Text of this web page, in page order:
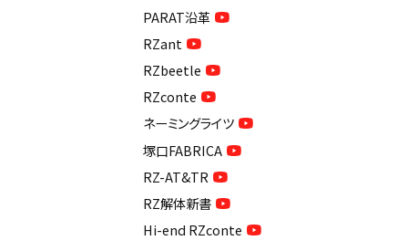
PARAT沿革
RZant
RZbeetle
RZconte
ネーミングライツ
塚口FABRICA
RZ-AT&TR
RZ解体新書
Hi-end RZconte